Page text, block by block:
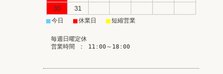
30
31
■今日 ■休業日 ■短縮営業
毎週日曜定休
営業時間 ： 11:00～18:00